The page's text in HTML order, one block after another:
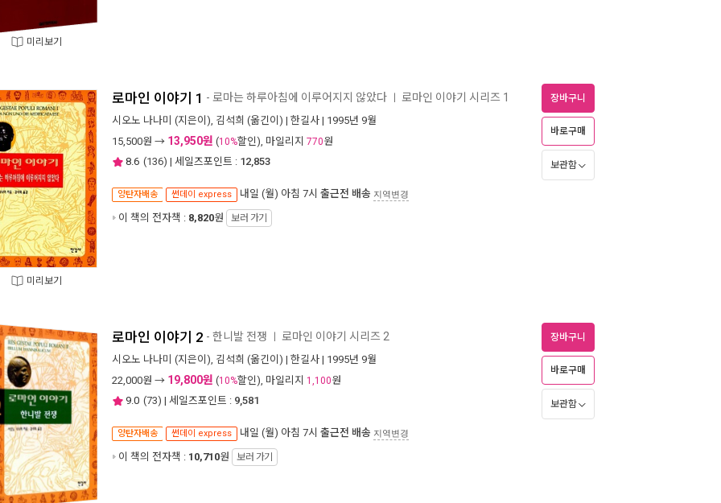
미리보기
미리보기
로마인 이야기 1 - 로마는 하루아침에 이루어지지 않았다 로마인 이야기 시리즈 1
시오노 나나미 (지은이), 김석희 (옮긴이) | 한길사 | 1995년 9월
15,500원 → 13,950원 (10%할인), 마일리지 770원
8.6 (136) | 세일즈포인트 : 12,853
양탄자배송 썬데이 express 내일 (월) 아침 7시 출근전 배송 지역변경
이 책의 전자책 : 8,820원 보러 가기
장바구니
바로구매
보관함
로마인 이야기 2 - 한니발 전쟁 로마인 이야기 시리즈 2
시오노 나나미 (지은이), 김석희 (옮긴이) | 한길사 | 1995년 9월
22,000원 → 19,800원 (10%할인), 마일리지 1,100원
9.0 (73) | 세일즈포인트 : 9,581
양탄자배송 썬데이 express 내일 (월) 아침 7시 출근전 배송 지역변경
이 책의 전자책 : 10,710원 보러 가기
장바구니
바로구매
보관함